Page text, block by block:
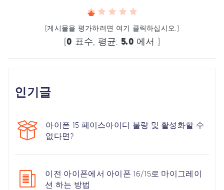
(게시물을 평가하려면 여기 클릭하십시오.)
(0 표수, 평균: 5.0 에서 )
인기글
아이폰 15 페이스아이디 불량 및 활성화할 수
없다면?
이전 아이폰에서 아이폰 16/15로 마이그레이
션 하는 방법